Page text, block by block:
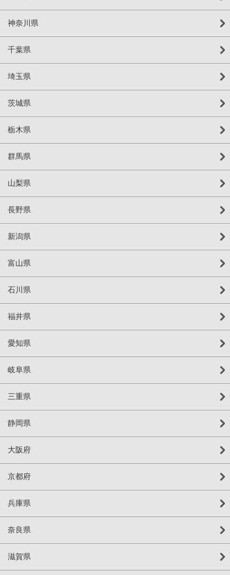
神奈川県
千葉県
埼玉県
茨城県
栃木県
群馬県
山梨県
長野県
新潟県
富山県
石川県
福井県
愛知県
岐阜県
三重県
静岡県
大阪府
京都府
兵庫県
奈良県
滋賀県